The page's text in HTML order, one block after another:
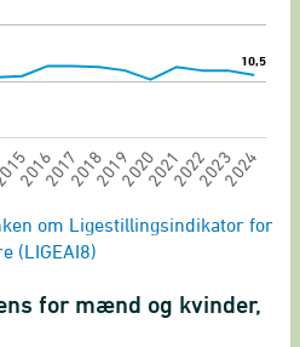
10,5
10,5
201620172018201920202021202220232024
om Ligestillingsindikator for
(LIGEAI8)
for mænd og kvinder,